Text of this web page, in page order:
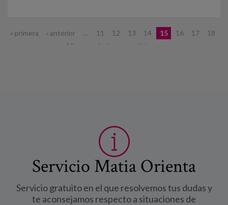
Páginas
« primera ‹ anterior … 11 12 13 14 15 16 17
18
19
siguiente › última »
Servicio Matia Orienta
Servicio gratuito en el que resolvemos tus dudas y
te aconsejamos respecto a situaciones de